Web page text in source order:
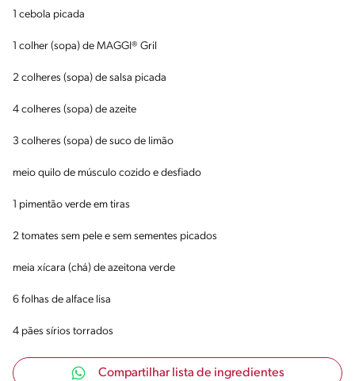
1 cebola picada
1 colher (sopa) de MAGGI® Gril
2 colheres (sopa) de salsa picada
4 colheres (sopa) de azeite
3 colheres (sopa) de suco de limão
meio quilo de músculo cozido e desfiado
1 pimentão verde em tiras
2 tomates sem pele e sem sementes picados
meia xícara (chá) de azeitona verde
6 folhas de alface lisa
4 pães sírios torrados
Compartilhar lista de ingredientes